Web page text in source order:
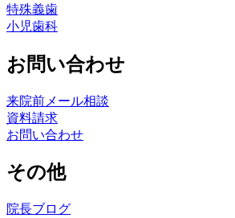
特殊義歯
小児歯科
お問い合わせ
来院前メール相談
資料請求
お問い合わせ
その他
院長ブログ